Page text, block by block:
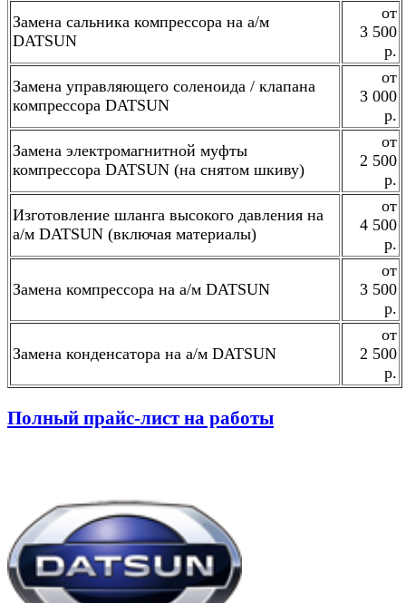
Замена сальника компрессора на а/м
DATSUN
от
3 500
р.
Замена управляющего соленоида / клапана
компрессора DATSUN
от
3 000
р.
Замена электромагнитной муфты
компрессора DATSUN (на снятом шкиву)
от
2 500
р.
Изготовление шланга высокого давления на
а/м DATSUN (включая материалы)
от
4 500
р.
Замена компрессора на а/м DATSUN
от
3 500
р.
Замена конденсатора на а/м DATSUN
от
2 500
р.
Полный прайс-лист на работы